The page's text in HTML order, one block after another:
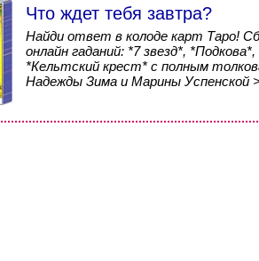
Что ждет тебя завтра?
Найди ответ в колоде карт Таро!
онлайн гаданий: *7 звезд*,
*Кельтский крест* с полным
Надежды Зима и Марины Успенской